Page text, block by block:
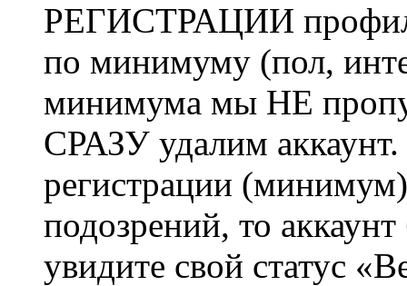
РЕГИСТРАЦИИ профиль
по минимуму (пол,
минимума мы НЕ
СРАЗУ удалим
регистрации
подозрений, то
увидите свой статус